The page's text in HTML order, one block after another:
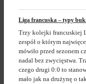
Liga francuska – typy
Trzy kolejki francuskiej
zespół o którym
mówiło przed sezonem
nadal bez zwycięstwa.
czego drugi 0:0 to
mało jak na drużynę o